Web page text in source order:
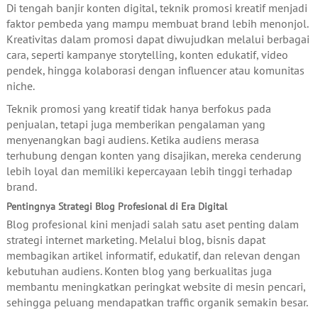
Di tengah banjir konten digital, teknik promosi kreatif menjadi
faktor pembeda yang mampu membuat brand lebih menonjol.
Kreativitas dalam promosi dapat diwujudkan melalui berbagai
cara, seperti kampanye storytelling, konten edukatif, video
pendek, hingga kolaborasi dengan influencer atau komunitas
niche.
Teknik promosi yang kreatif tidak hanya berfokus pada
penjualan, tetapi juga memberikan pengalaman yang
menyenangkan bagi audiens. Ketika audiens merasa
terhubung dengan konten yang disajikan, mereka cenderung
lebih loyal dan memiliki kepercayaan lebih tinggi terhadap
brand.
Pentingnya Strategi Blog Profesional di Era Digital
Blog profesional kini menjadi salah satu aset penting dalam
strategi internet marketing. Melalui blog, bisnis dapat
membagikan artikel informatif, edukatif, dan relevan dengan
kebutuhan audiens. Konten blog yang berkualitas juga
membantu meningkatkan peringkat website di mesin pencari,
sehingga peluang mendapatkan traffic organik semakin besar.